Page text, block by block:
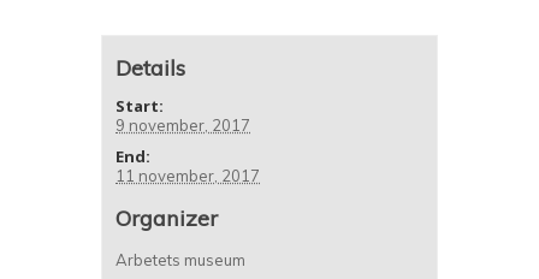
Details
Start:
9 november, 2017
End:
11 november, 2017
Organizer
Arbetets museum